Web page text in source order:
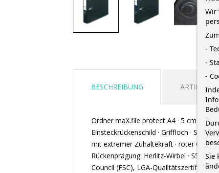
BESCHREIBUNG
Ordner maX.file protect A4 · 5 cm
Einsteckrückenschild · Griffloch ·
mit extremer Zuhaltekraft · roter
Rückenprägung: Herlitz-Wirbel · S50,
Council (FSC), LGA-Qualitätszertifikat
Wir
-
-
-
Sie